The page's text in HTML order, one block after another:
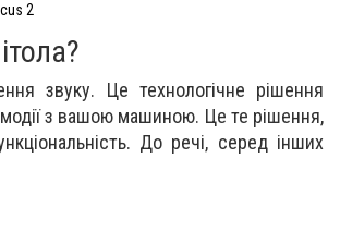
2
звуку. Це технологічне рішення
з вашою машиною. Це те рішення,
До речі, серед інших